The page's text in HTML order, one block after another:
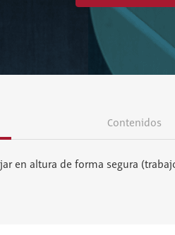
Contenidos
en altura de forma segura